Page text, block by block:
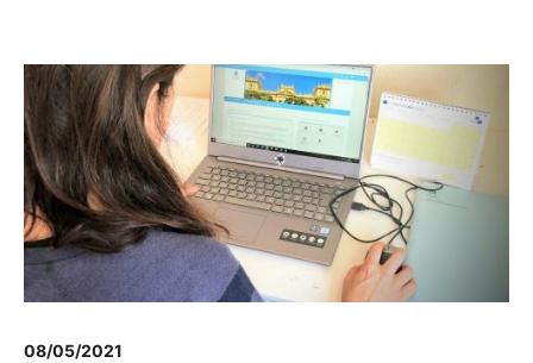
08/05/2021